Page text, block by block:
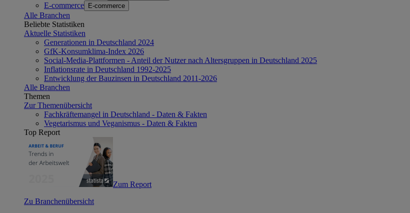
E-commerce E-commerce
Alle Branchen
Beliebte Statistiken
Aktuelle Statistiken
Generationen in Deutschland 2024
GfK-Konsumklima-Index 2026
Social-Media-Plattformen - Anteil der Nutzer nach Altersgruppen in Deutschland 2025
Inflationsrate in Deutschland 1992-2025
Entwicklung der Bauzinsen in Deutschland 2011-2026
Alle Branchen
Themen
Zur Themenübersicht
Fachkräftemangel in Deutschland - Daten & Fakten
Vegetarismus und Veganismus - Daten & Fakten
Top Report
Zum Report
Zu Branchenübersicht